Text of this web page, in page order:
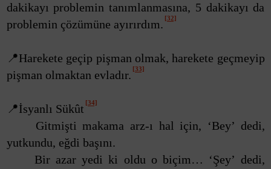
dakikayı problemin tanımlanmasına, 5 dakikayı da
problemin çözümüne ayırırdım. [32]
📍Harekete geçip pişman olmak, harekete geçmeyip
pişman olmaktan evladır. [33]
📍İsyanlı Sükût [34]
Gitmişti makama arz-ı hal için, ‘Bey’ dedi,
yutkundu, eğdi başını.
Bir azar yedi ki oldu o biçim… ‘Şey’ dedi,